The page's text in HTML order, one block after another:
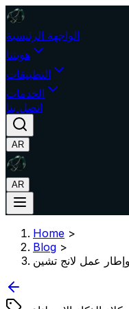
الواجهة الرئيسية
هويتنا
التطبيقات
الخدمات
اتصل بنا
AR
AR
Home >
Blog >
عمل لانج تشين